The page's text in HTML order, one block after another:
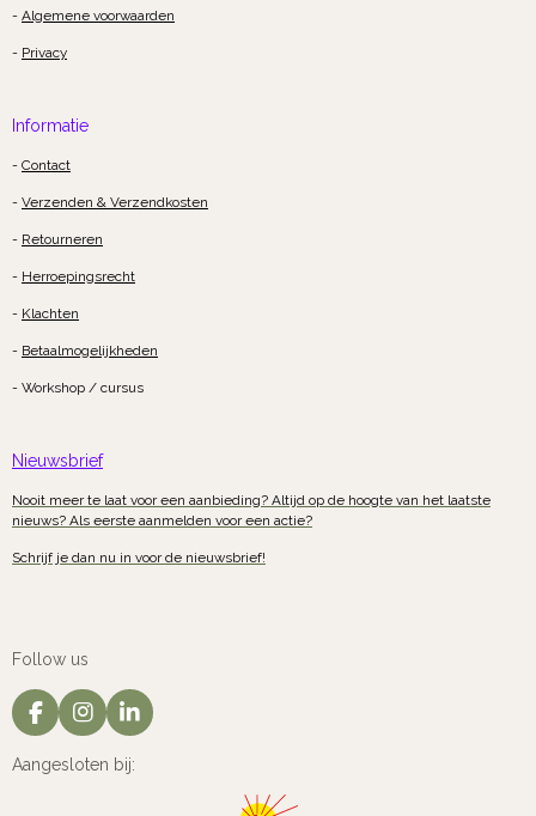
- Algemene voorwaarden
- Privacy
Informatie
- Contact
- Verzenden & Verzendkosten
- Retourneren
- Herroepingsrecht
- Klachten
- Betaalmogelijkheden
- Workshop / cursus
Nieuwsbrief
Nooit meer te laat voor een aanbieding? Altijd op de hoogte van het laatste
nieuws? Als eerste aanmelden voor een actie?
Schrijf je dan nu in voor de nieuwsbrief!
Follow us
F
a
c
I
n
s
L
i
n
Aangesloten bij: